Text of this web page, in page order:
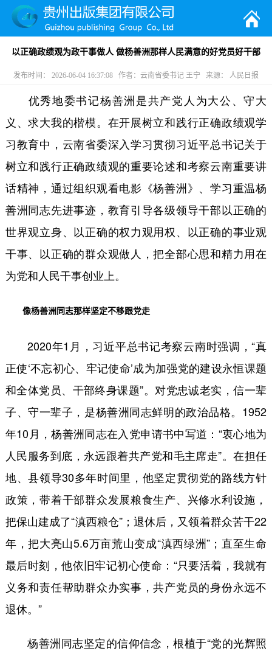
以正确政绩观为政干事做人 做杨善洲那样人民满意的好党员好干部
发布时间： 2026-06-04 16:37:08 作者：云南省委书记 王宁 来源： 人民日报
优秀地委书记杨善洲是共产党人为大公、守大
义、求大我的楷模。在开展树立和践行正确政绩观学
习教育中，云南省委深入学习贯彻习近平总书记关于
树立和践行正确政绩观的重要论述和考察云南重要讲
话精神，通过组织观看电影《杨善洲》、学习重温杨
善洲同志先进事迹，教育引导各级领导干部以正确的
世界观立身、以正确的权力观用权、以正确的事业观
干事、以正确的群众观做人，把全部心思和精力用在
为党和人民干事创业上。
像杨善洲同志那样坚定不移跟党走
2020年1月，习近平总书记考察云南时强调，“真
正使‘不忘初心、牢记使命’成为加强党的建设永恒课题
和全体党员、干部终身课题”。对党忠诚老实，信一辈
子、守一辈子，是杨善洲同志鲜明的政治品格。1952
年10月，杨善洲同志在入党申请书中写道：“衷心地为
人民服务到底，永远跟着共产党和毛主席走”。在担任
地、县领导30多年时间里，他坚定贯彻党的路线方针
政策，带着干部群众发展粮食生产、兴修水利设施，
把保山建成了“滇西粮仓”；退休后，又领着群众苦干22
年，把大亮山5.6万亩荒山变成“滇西绿洲”；直至生命
最后时刻，他依旧牢记初心使命：“只要活着，我就有
义务和责任帮助群众办实事，共产党员的身份永远不
退休。”
杨善洲同志坚定的信仰信念，根植于“党的光辉照